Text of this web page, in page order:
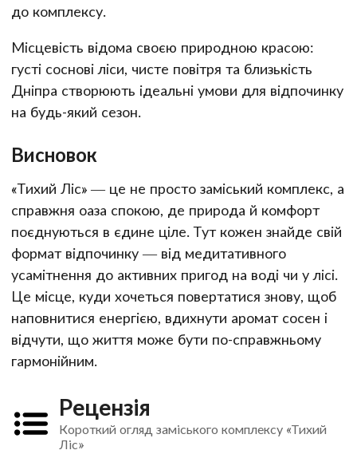
до комплексу.
Місцевість відома своєю природною красою:
густі соснові ліси, чисте повітря та близькість
Дніпра створюють ідеальні умови для відпочинку
на будь-який сезон.
Висновок
«Тихий Ліс» — це не просто заміський комплекс, а
справжня оаза спокою, де природа й комфорт
поєднуються в єдине ціле. Тут кожен знайде свій
формат відпочинку — від медитативного
усамітнення до активних пригод на воді чи у лісі.
Це місце, куди хочеться повертатися знову, щоб
наповнитися енергією, вдихнути аромат сосен і
відчути, що життя може бути по-справжньому
гармонійним.
Рецензія
Короткий огляд заміського комплексу «Тихий
Ліс»